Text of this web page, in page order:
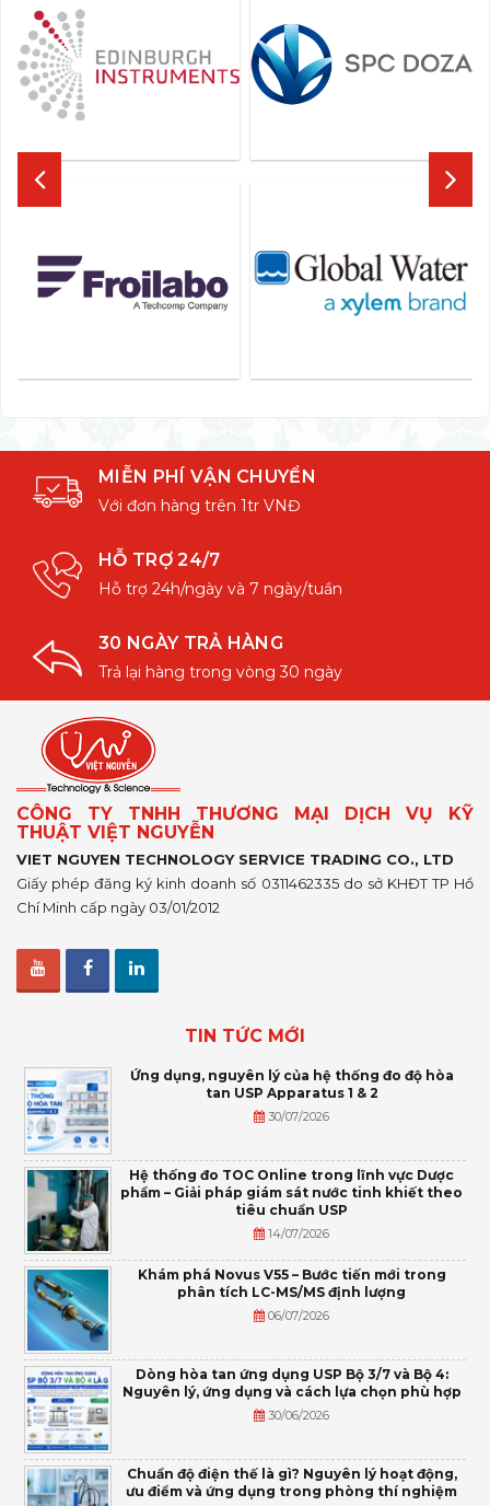
MIỄN PHÍ VẬN CHUYỂN
Với đơn hàng trên 1tr VNĐ
HỖ TRỢ 24/7
Hỗ trợ 24h/ngày và 7 ngày/tuần
30 NGÀY TRẢ HÀNG
Trả lại hàng trong vòng 30 ngày
CÔNG TY TNHH THƯƠNG MẠI DỊCH VỤ KỸ
THUẬT VIỆT NGUYỄN
VIET NGUYEN TECHNOLOGY SERVICE TRADING CO., LTD
Giấy phép đăng ký kinh doanh số 0311462335 do sở KHĐT TP Hồ
Chí Minh cấp ngày 03/01/2012
TIN TỨC MỚI
Ứng dụng, nguyên lý của hệ thống đo độ hòa
tan USP Apparatus 1 & 2
30/07/2026
Hệ thống đo TOC Online trong lĩnh vực Dược
phẩm – Giải pháp giám sát nước tinh khiết theo
tiêu chuẩn USP
14/07/2026
Khám phá Novus V55 – Bước tiến mới trong
phân tích LC-MS/MS định lượng
06/07/2026
Dòng hòa tan ứng dụng USP Bộ 3/7 và Bộ 4:
Nguyên lý, ứng dụng và cách lựa chọn phù hợp
30/06/2026
Chuẩn độ điện thế là gì? Nguyên lý hoạt động,
ưu điểm và ứng dụng trong phòng thí nghiệm